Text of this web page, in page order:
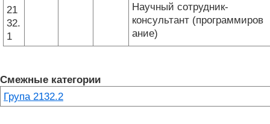
21
32.
1
Научный сотрудник-
консультант (программиров
ание)
Смежные категории
Група 2132.2